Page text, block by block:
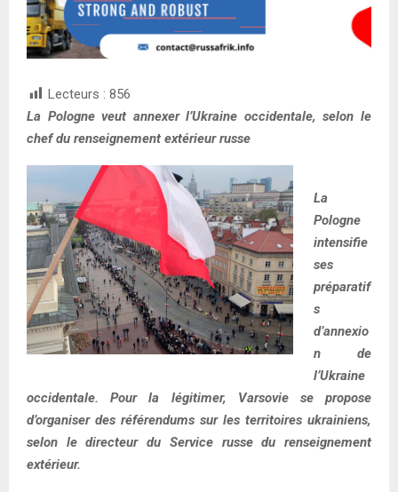
Lecteurs : 856
La Pologne veut annexer l’Ukraine occidentale, selon le
chef du renseignement extérieur russe
La
Pologne
intensifie
ses
préparatif
s
d’annexio
n de
l’Ukraine
occidentale. Pour la légitimer, Varsovie se propose
d’organiser des référendums sur les territoires ukrainiens,
selon le directeur du Service russe du renseignement
extérieur.